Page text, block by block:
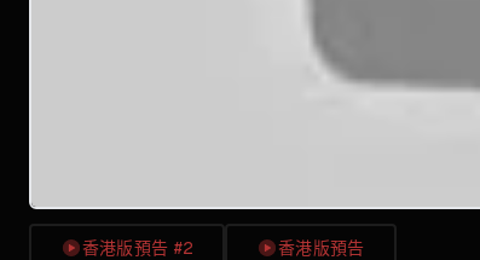
香港版預告 #2 香港版預告